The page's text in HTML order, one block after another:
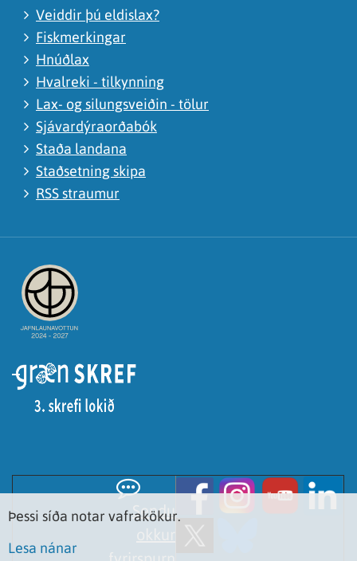
Veiddir þú eldislax?
Fiskmerkingar
Hnúðlax
Hvalreki - tilkynning
Lax- og silungsveiðin - tölur
Sjávardýraorðabók
Staða landana
Staðsetning skipa
RSS straumur
Sendu
Þessi síða notar vafrakökur.
Lesa nánar